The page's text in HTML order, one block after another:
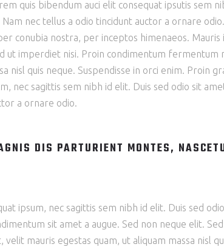
quis bibendum auci elit consequat ipsutis sem
nec tellus a odio tincidunt auctor a ornare
conubia nostra, per inceptos himenaeos. Mauris
ut imperdiet nisi. Proin condimentum fermentum
nisl quis neque. Suspendisse in orci enim. Proin
nec sagittis sem nibh id elit. Duis sed odio sit
a ornare odio.
DIS PARTURIENT MONTES,
ipsum, nec sagittis sem nibh id elit. Duis sed
sit amet a augue. Sed non neque elit.
mauris egestas quam, ut aliquam massa nisl